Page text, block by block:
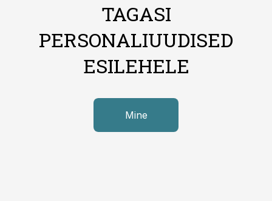
TAGASI
PERSONALIUUDISED
ESILEHELE
Mine